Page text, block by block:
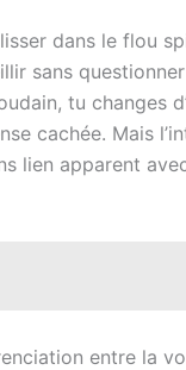
dans le flou
sans
tu changes
cachée. Mais
lien apparent
entre la